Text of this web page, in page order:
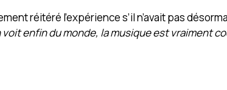
réitéré l’expérience s’il n’avait pas
enfin du monde, la musique est vraiment